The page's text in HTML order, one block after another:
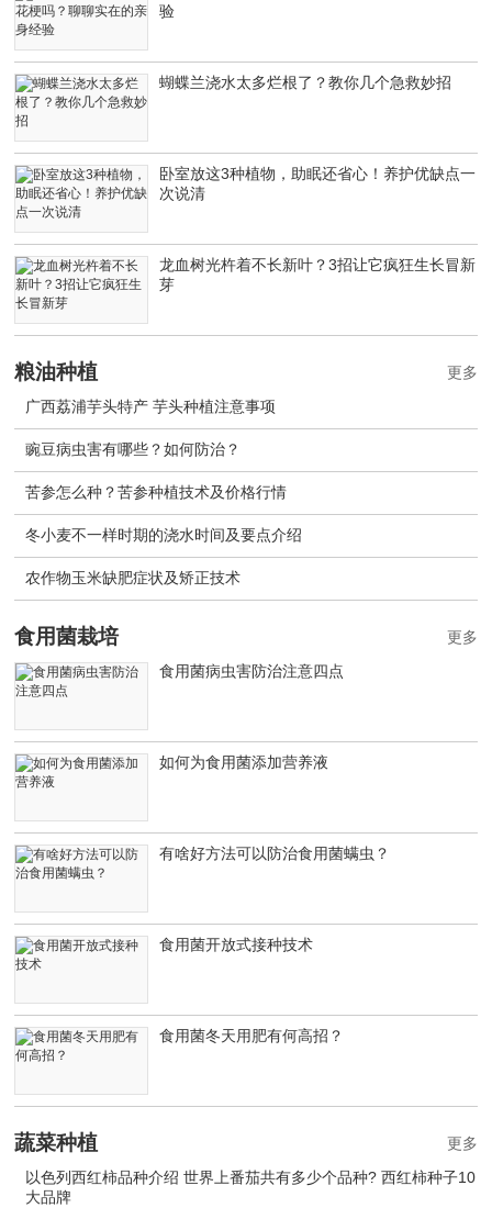
验
蝴蝶兰浇水太多烂根了？教你几个急救妙招
卧室放这3种植物，助眠还省心！养护优缺点一
次说清
龙血树光杵着不长新叶？3招让它疯狂生长冒新
芽
粮油种植
广西荔浦芋头特产 芋头种植注意事项
豌豆病虫害有哪些？如何防治？
苦参怎么种？苦参种植技术及价格行情
冬小麦不一样时期的浇水时间及要点介绍
农作物玉米缺肥症状及矫正技术
更多
食用菌栽培
食用菌病虫害防治注意四点
如何为食用菌添加营养液
有啥好方法可以防治食用菌螨虫？
食用菌开放式接种技术
食用菌冬天用肥有何高招？
更多
蔬菜种植
以色列西红柿品种介绍 世界上番茄共有多少个品种? 西红柿种子10
大品牌
更多